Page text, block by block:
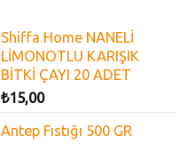
Shiffa Home NANELİ
LİMONOTLU KARIŞIK
BİTKİ ÇAYI 20 ADET
₺15,00
Antep Fıstığı 500 GR